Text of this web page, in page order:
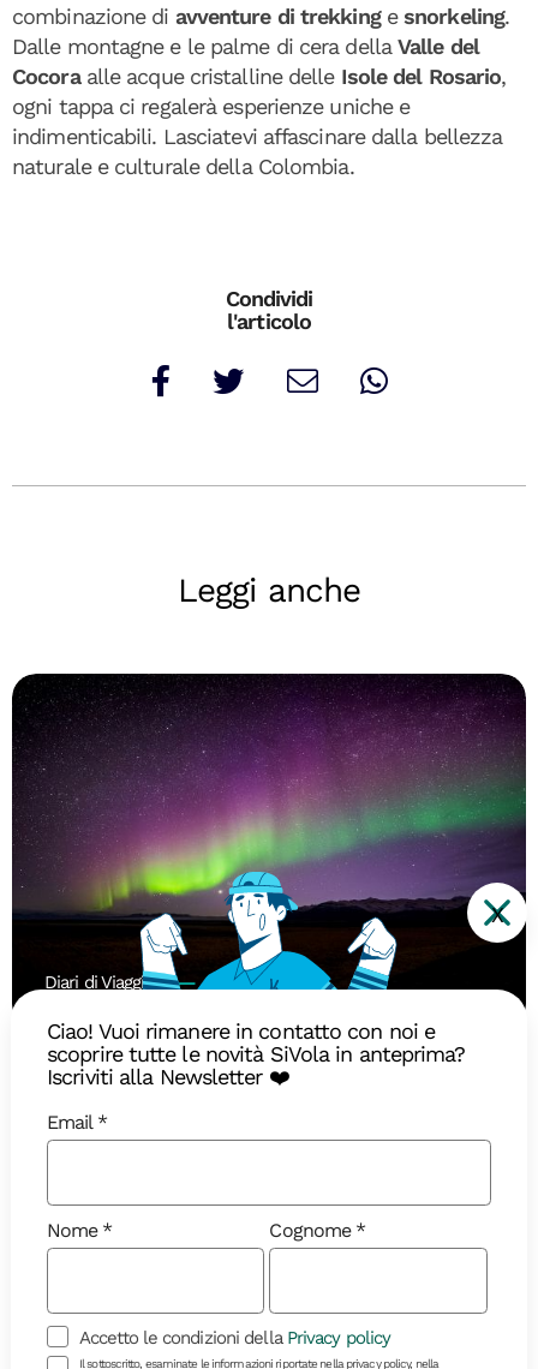
combinazione di avventure di trekkingesnorkeling.
Dalle montagne e le palme di cera dellaValle del
Cocoraalle acque cristalline delle Isole del Rosario,
ogni tappa ci regalerà esperienze uniche e
indimenticabili. Lasciatevi affascinare dalla bellezza
naturale e culturale della Colombia.
Condividi
l'articolo
Leggi anche
Diari di Viaggio
Il ritorno della Regina: quando
L’aurora boreale torna a dipingere i cieli d’Islanda:
X
Ciao! Vuoi rimanere in contatto con noi e
scoprire tutte le novità SiVola in anteprima?
Iscriviti alla Newsletter ❤️
Email
Nome Cognome
Accetto le condizioni della Privacy policy
Il sottoscritto, esaminate le informazioni riportate nella privacy policy, nella